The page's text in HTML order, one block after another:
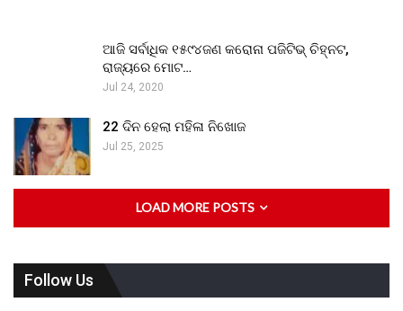
ଆଜି ସର୍ବାଧିକ ୧୫୯୪ଜଣ କରୋନା ପଜିଟିଭ୍ ଚିହ୍ନଟ,
ରାଜ୍ୟରେ ମୋଟ…
Jul 24, 2020
22 ଦିନ ହେଲା ମହିଳା ନିଖୋଜ
Jul 25, 2025
LOAD MORE POSTS
Follow Us